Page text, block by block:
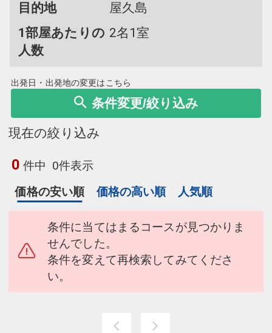
目的地
屋久島
1部屋あたりの
人数
2名1室
出発日・出発地の変更はこちら
条件変更/絞り込み
現在の絞り込み
0 件中 0件表示
価格の安い順
価格の高い順 人気順
条件に当てはまるコースが見つかりま
せんでした。
条件を変えて再検索してみてくださ
い。